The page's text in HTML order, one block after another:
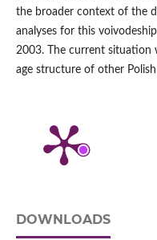
the broader context of the
analyses for this
2003. The current situation
age structure of other
DOWNLOADS